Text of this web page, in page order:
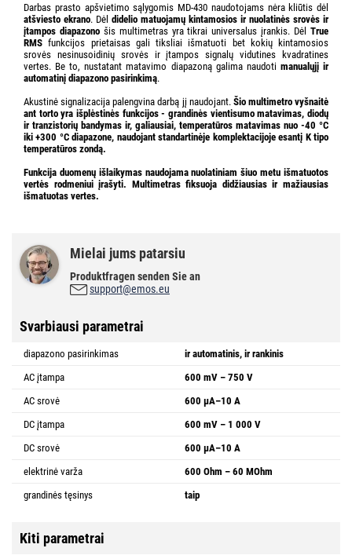
Darbas prasto apšvietimo sąlygomis MD-430 naudotojams nėra kliūtis dėl
atšviesto ekrano. Dėl didelio matuojamų kintamosios ir nuolatinės srovės ir
įtampos diapazonošis multimetras yra tikrai universalus įrankis. DėlTrue
RMS funkcijos prietaisas gali tiksliai išmatuoti bet kokių kintamosios
srovės nesinusoidinių srovės ir įtampos signalų vidutines kvadratines
vertes. Be to, nustatant matavimo diapazoną galima naudoti manualųjį ir
automatinį diapazono pasirinkimą.
Akustinė signalizacija palengvina darbą jį naudojant. Šio multimetro vyšnaitė
ant torto yra išplėstinės funkcijos - grandinės vientisumo matavimas, diodų
ir tranzistorių bandymas ir, galiausiai, temperatūros matavimas nuo -40 °C
iki +300 °C diapazone, naudojant standartinėje komplektacijoje esantį K tipo
temperatūros zondą.
Funkcija duomenų išlaikymasnaudojama nuolatiniam šiuo metu išmatuotos
vertės rodmeniui įrašyti. Multimetras fiksuoja didžiausias ir mažiausias
išmatuotas vertes.
Mielai jums patarsiu
Produktfragen senden Sie an
support@emos.eu
Svarbiausi parametrai
diapazono pasirinkimas
ir automatinis, ir rankinis
AC įtampa
600 mV – 750 V
AC srovė
600 µA–10 A
DC įtampa
600 mV – 1 000 V
DC srovė
600 µA–10 A
elektrinė varža
600 Ohm – 60 MOhm
grandinės tęsinys
taip
Kiti parametrai